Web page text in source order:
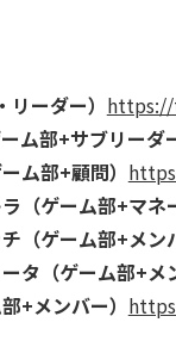
ーダー）
ム部+サブリーダ
ム部+顧問）
（ゲーム部+マネ
（ゲーム部+メン
タ（ゲーム部+メ
+メンバー）